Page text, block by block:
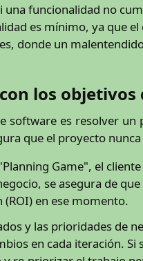
una funcionalidad no
es mínimo, ya que
donde un
los objetivos
software es resolver
que el proyecto
Game", el
se asegura de
en ese momento.
y las prioridades de
en cada iteración.